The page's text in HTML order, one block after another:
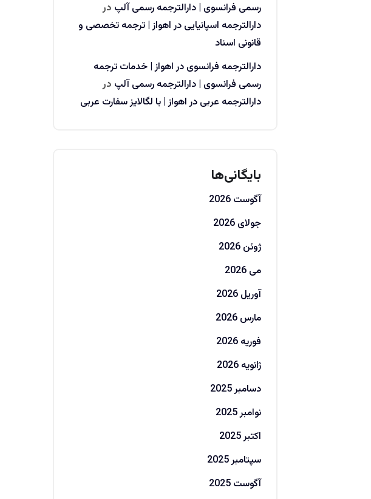
رسمی فرانسوی | دارالترجمه رسمی آلپ در
دارالترجمه اسپانیایی در اهواز | ترجمه تخصصی و
قانونی اسناد
دارالترجمه فرانسوی در اهواز | خدمات ترجمه
رسمی فرانسوی | دارالترجمه رسمی آلپ در
دارالترجمه عربی در اهواز | با لگالایز سفارت عربی
بایگانی‌ها
آگوست 2026
جولای 2026
ژوئن 2026
می 2026
آوریل 2026
مارس 2026
فوریه 2026
ژانویه 2026
دسامبر 2025
نوامبر 2025
اکتبر 2025
سپتامبر 2025
آگوست 2025